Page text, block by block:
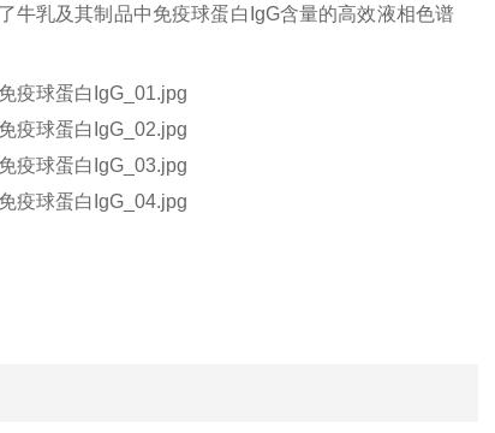
牛乳及其制品中免疫球蛋白 IgG含量的高效液相色谱